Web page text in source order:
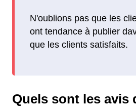
N'oublions pas que les
ont tendance à publier
que les clients satisfaits.
Quels sont les avis